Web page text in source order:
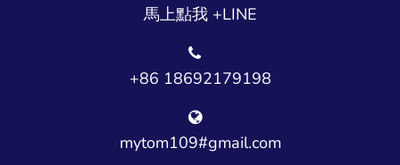
馬上點我 +LINE
+86 18692179198
mytom109#gmail.com